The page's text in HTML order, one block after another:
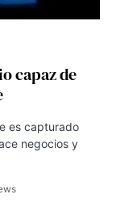
capaz de
es capturado
negocios y